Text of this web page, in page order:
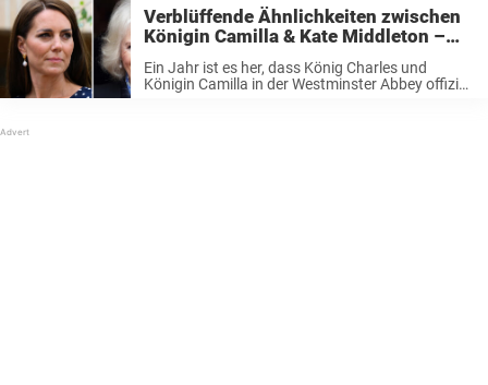
Verblüffende Ähnlichkeiten zwischen
Königin Camilla & Kate Middleton –
bestätigt, was wir vermutet haben
Ein Jahr ist es her, dass König Charles und
Königin Camilla in der Westminster Abbey offiziell